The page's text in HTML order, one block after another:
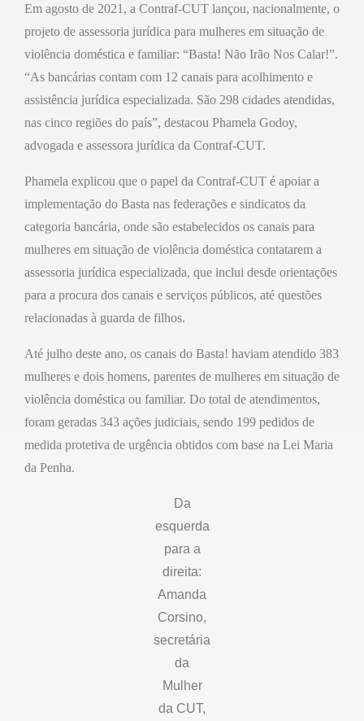
Em agosto de 2021, a Contraf-CUT lançou, nacionalmente, o
projeto de assessoria jurídica para mulheres em situação de
violência doméstica e familiar: “Basta! Não Irão Nos Calar!”.
“As bancárias contam com 12 canais para acolhimento e
assistência jurídica especializada. São 298 cidades atendidas,
nas cinco regiões do país”, destacou Phamela Godoy,
advogada e assessora jurídica da Contraf-CUT.
Phamela explicou que o papel da Contraf-CUT é apoiar a
implementação do Basta nas federações e sindicatos da
categoria bancária, onde são estabelecidos os canais para
mulheres em situação de violência doméstica contatarem a
assessoria jurídica especializada, que inclui desde orientações
para a procura dos canais e serviços públicos, até questões
relacionadas à guarda de filhos.
Até julho deste ano, os canais do Basta! haviam atendido 383
mulheres e dois homens, parentes de mulheres em situação de
violência doméstica ou familiar. Do total de atendimentos,
foram geradas 343 ações judiciais, sendo 199 pedidos de
medida protetiva de urgência obtidos com base na Lei Maria
da Penha.
Da
esquerda
para a
direita:
Amanda
Corsino,
secretária
da
Mulher
da CUT,